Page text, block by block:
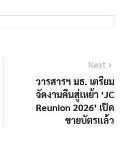
Next
วารสารฯ มธ. เตรียม
จัดงานคืนสู่เหย้า ‘JC
Reunion 2026’ เปิด
ขายบัตรแล้ว